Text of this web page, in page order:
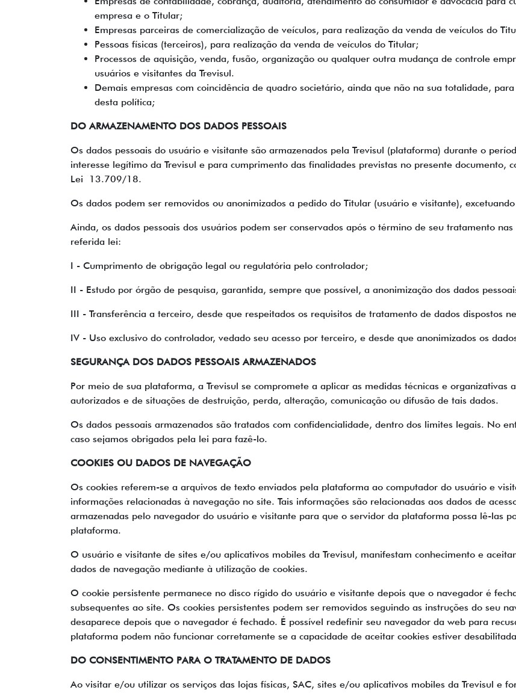
empresa e o Titular;
Empresas parceiras de comercialização de veículos, para realização da venda de veículos do
Pessoas físicas (terceiros), para realização da venda de veículos do Titular;
Processos de aquisição, venda, fusão, organização ou qualquer outra mudança de controle
usuários e visitantes da Trevisul.
Demais empresas com coincidência de quadro societário, ainda que não na sua totalidade,
desta política;
DO ARMAZENAMENTO DOS DADOS PESSOAIS
Os dados pessoais do usuário e visitante são armazenados pela Trevisul (plataforma) durante o
interesse legítimo da Trevisul e para cumprimento das finalidades previstas no presente
Lei 13.709/18.
Os dados podem ser removidos ou anonimizados a pedido do Titular (usuário e visitante),
Ainda, os dados pessoais dos usuários podem ser conservados após o término de seu tratamento
referida lei:
I - Cumprimento de obrigação legal ou regulatória pelo controlador;
II - Estudo por órgão de pesquisa, garantida, sempre que possível, a anonimização dos dados
III - Transferência a terceiro, desde que respeitados os requisitos de tratamento de dados dispostos
IV - Uso exclusivo do controlador, vedado seu acesso por terceiro, e desde que anonimizados os
SEGURANÇA DOS DADOS PESSOAIS ARMAZENADOS
Por meio de sua plataforma, a Trevisul se compromete a aplicar as medidas técnicas e organizativas
autorizados e de situações de destruição, perda, alteração, comunicação ou difusão de tais dados.
Os dados pessoais armazenados são tratados com confidencialidade, dentro dos limites legais. No
caso sejamos obrigados pela lei para fazê-lo.
COOKIES OU DADOS DE NAVEGAÇÃO
Os cookies referem-se a arquivos de texto enviados pela plataforma ao computador do usuário e
informações relacionadas à navegação no site. Tais informações são relacionadas aos dados de
armazenadas pelo navegador do usuário e visitante para que o servidor da plataforma possa lê-las
plataforma.
O usuário e visitante de sites e/ou aplicativos mobiles da Trevisul, manifestam conhecimento e
dados de navegação mediante à utilização de cookies.
O cookie persistente permanece no disco rígido do usuário e visitante depois que o navegador é
subsequentes ao site. Os cookies persistentes podem ser removidos seguindo as instruções do seu
desaparece depois que o navegador é fechado. É possível redefinir seu navegador da web para
plataforma podem não funcionar corretamente se a capacidade de aceitar cookies estiver
DO CONSENTIMENTO PARA O TRATAMENTO DE DADOS
Ao visitar e/ou utilizar os serviços das lojas físicas, SAC, sites e/ou aplicativos mobiles da Trevisul e